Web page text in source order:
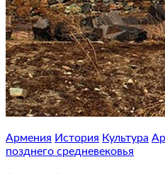
Армения История Культура
позднего средневековья